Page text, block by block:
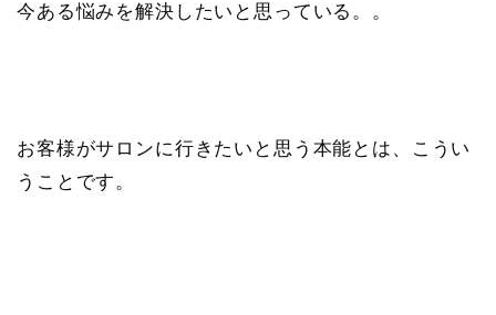
今ある悩みを解決したいと思っている。。
お客様がサロンに行きたいと思う本能とは、こうい
うことです。